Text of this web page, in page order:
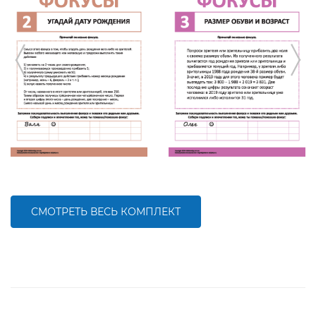
СМОТРЕТЬ ВЕСЬ КОМПЛЕКТ